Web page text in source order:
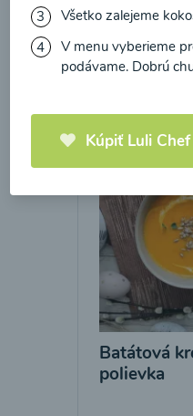
Batátová
polievka
Všetko zalejeme
V menu vyberieme
podávame. Dobrú
Kúpiť Luli